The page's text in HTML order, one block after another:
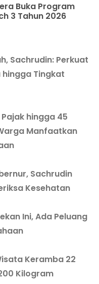
Buka Program
3 Tahun 2026
Sachrudin: Perkuat
Tingkat
hingga 45
Manfaatkan
Sachrudin
Kesehatan
Ini, Ada Peluang
Keramba 22
Kilogram